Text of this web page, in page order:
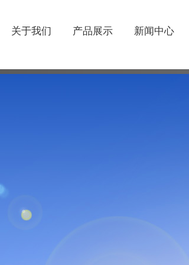
关于我们 产品展示 新闻中心